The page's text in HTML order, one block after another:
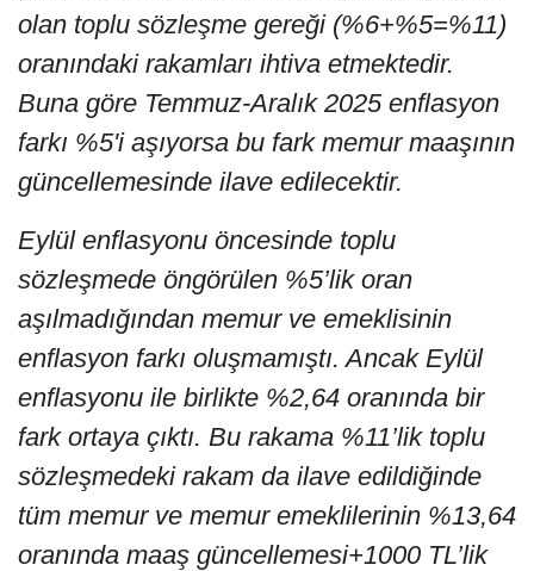
olan toplu sözleşme gereği (%6+%5=%11)
oranındaki rakamları ihtiva etmektedir.
Buna göre Temmuz-Aralık 2025 enflasyon
farkı %5'i aşıyorsa bu fark memur maaşının
güncellemesinde ilave edilecektir.
Eylül enflasyonu öncesinde toplu
sözleşmede öngörülen %5’lik oran
aşılmadığından memur ve emeklisinin
enflasyon farkı oluşmamıştı. Ancak Eylül
enflasyonu ile birlikte %2,64 oranında bir
fark ortaya çıktı. Bu rakama %11’lik toplu
sözleşmedeki rakam da ilave edildiğinde
tüm memur ve memur emeklilerinin %13,64
oranında maaş güncellemesi+1000 TL’lik